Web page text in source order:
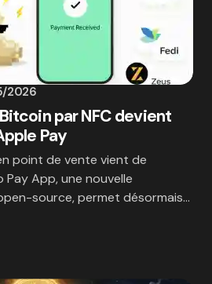
2026
par NFC devient
Pay
point de vente vient de
Pay App, une nouvelle
source, permet désormais…